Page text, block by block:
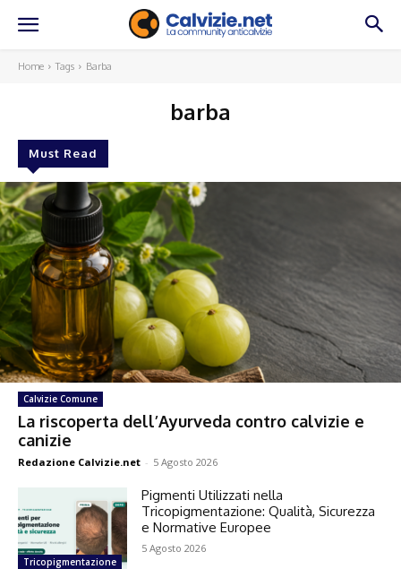
Home Tags Barba
barba
Must Read
Calvizie Comune
La riscoperta dell’Ayurveda contro calvizie e
canizie
Redazione Calvizie.net - 5 Agosto 2026
Tricopigmentazione
Pigmenti Utilizzati nella
Tricopigmentazione: Qualità, Sicurezza
e Normative Europee
5 Agosto 2026